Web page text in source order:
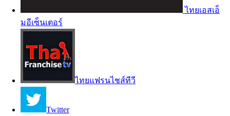
ไทยเอสเอ็
มอีเซ็นเตอร์
ไทยแฟรนไชส์ทีวี
Twitter